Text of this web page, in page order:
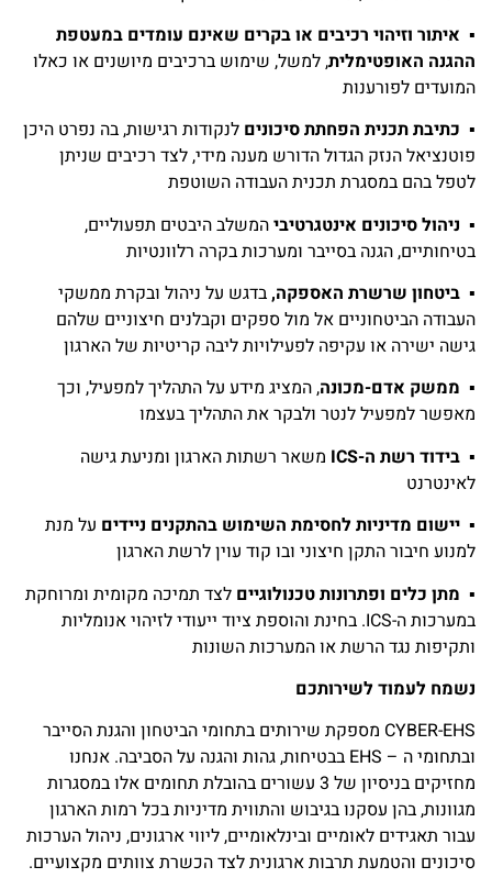
▪ איתור וזיהוי רכיבים או בקרים שאינם עומדים במעטפת
ההגנה האופטימלית, למשל, שימוש ברכיבים מיושנים או כאלו
המועדים לפורענות
▪ כתיבת תכנית הפחתת סיכונים לנקודות רגישות, בה נפרט היכן
פוטנציאל הנזק הגדול הדורש מענה מידי, לצד רכיבים שניתן
לטפל בהם במסגרת תכנית העבודה השוטפת
▪ ניהול סיכונים אינטגרטיביהמשלב היבטים תפעוליים,
בטיחותיים, הגנה בסייבר ומערכות בקרה רלוונטיות
▪ ביטחון שרשרת האספקה,בדגש על ניהול ובקרת ממשקי
העבודה הביטחוניים אל מול ספקים וקבלנים חיצוניים שלהם
גישה ישירה או עקיפה לפעילויות ליבה קריטיות של הארגון
▪ ממשק אדם-מכונה, המציג מידע על התהליך למפעיל, וכך
מאפשר למפעיל לנטר ולבקר את התהליך בעצמו
▪ בידוד רשת ה-ICS
משאר רשתות הארגון ומניעת גישה
לאינטרנט
▪ יישום מדיניותלחסימת השימוש בהתקנים ניידים על מנת
למנוע חיבור התקן חיצוני ובו קוד עוין לרשת הארגון
▪ מתן כלים ופתרונות טכנולוגיים לצד תמיכה מקומית ומרוחקת
במערכות ה-ICS. בחינת והוספת ציוד ייעודי לזיהוי אנומליות
ותקיפות נגד הרשת או המערכות השונות
נשמח לעמוד לשירותכם
CYBER-EHS מספקת שירותים בתחומי הביטחון והגנת הסייבר
ובתחומי ה – EHS בבטיחות, גהות והגנה על הסביבה. אנחנו
מחזיקים בניסיון של 3 עשורים בהובלת תחומים אלו במסגרות
מגוונות, בהן עסקנו בגיבוש והתווית מדיניות בכל רמות הארגון
עבור תאגידים לאומיים ובינלאומיים, ליווי ארגונים, ניהול הערכות
סיכונים והטמעת תרבות ארגונית לצד הכשרת צוותים מקצועיים.